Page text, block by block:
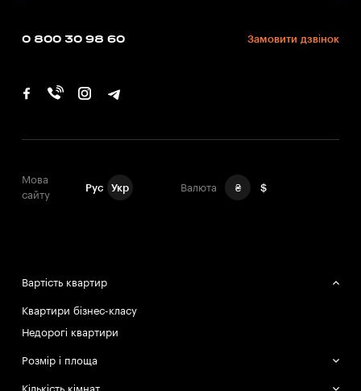
0 800 30 98 60 Замовити дзвінок
Мова
сайту
Рус Укр Валюта ₴ $
Вартість квартир
Квартири бізнес-класу
Недорогі квартири
Розмір і площа